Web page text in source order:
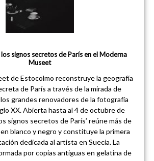
signos secretos de París en el Moderna
Museet
de Estocolmo reconstruye la geografía
de París a través de la mirada de
grandes renovadores de la fotografía
XX. Abierta hasta al 4 de octubre de
signos secretos de París’ reúne más de
blanco y negro y constituye la primera
dedicada al artista en Suecia. La
por copias antiguas en gelatina de